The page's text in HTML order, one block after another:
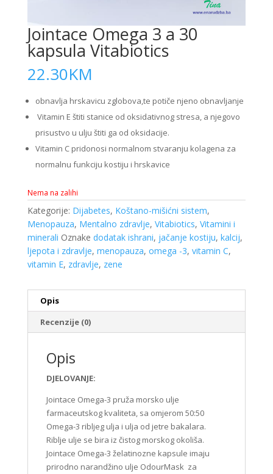
Jointace Omega 3 a 30
kapsula Vitabiotics
22.30KM
obnavlja hrskavicu zglobova,te potiče njeno obnavljanje
Vitamin E štiti stanice od oksidativnog stresa, a njegovo
prisustvo u ulju štiti ga od oksidacije.
Vitamin C pridonosi normalnom stvaranju kolagena za
normalnu funkciju kostiju i hrskavice
Nema na zalihi
Kategorije: Dijabetes, Koštano-mišićni sistem,
Menopauza, Mentalno zdravlje, Vitabiotics, Vitamini i
minerali Oznake dodatak ishrani, jačanje kostiju, kalcij,
ljepota i zdravlje, menopauza, omega -3, vitamin C,
vitamin E, zdravlje, zene
Opis
Recenzije (0)
Opis
DJELOVANJE:
Jointace Omega-3 pruža morsko ulje
farmaceutskog kvaliteta, sa omjerom 50:50
Omega-3 ribljeg ulja i ulja od jetre bakalara.
Riblje ulje se bira iz čistog morskog okoliša.
Jointace Omega-3 želatinozne kapsule imaju
prirodno narandžino ulje OdourMask za